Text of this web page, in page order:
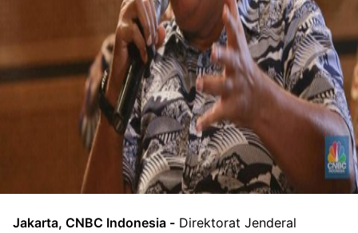
Foto: - Dirjen Gakkum ESDM, Rilke Jeffri Huwae saat menyampaikan
paparan dalam CNBC Indonesia Coffee Morning di Queens Head Kemang,
Jakarta, Kamis (23/10/2025). (CNBC Indonesia/Muhammad Sabki)
Jakarta, CNBC Indonesia - Direktorat Jenderal